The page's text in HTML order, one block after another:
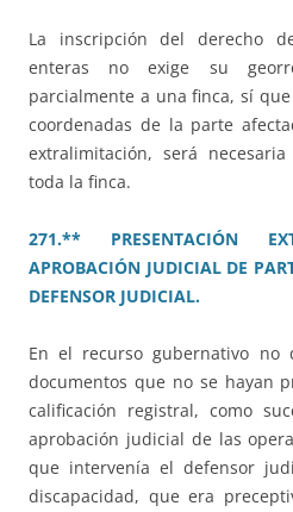
La inscripción del derecho
enteras no exige su
parcialmente a una finca, sí
coordenadas de la parte
extralimitación, será
toda la finca.
271.** PRESENTACIÓN
APROBACIÓN JUDICIAL DE
DEFENSOR JUDICIAL.
En el recurso gubernativo no
documentos que no se hayan
calificación registral, como
aprobación judicial de las
que intervenía el defensor
discapacidad, que era